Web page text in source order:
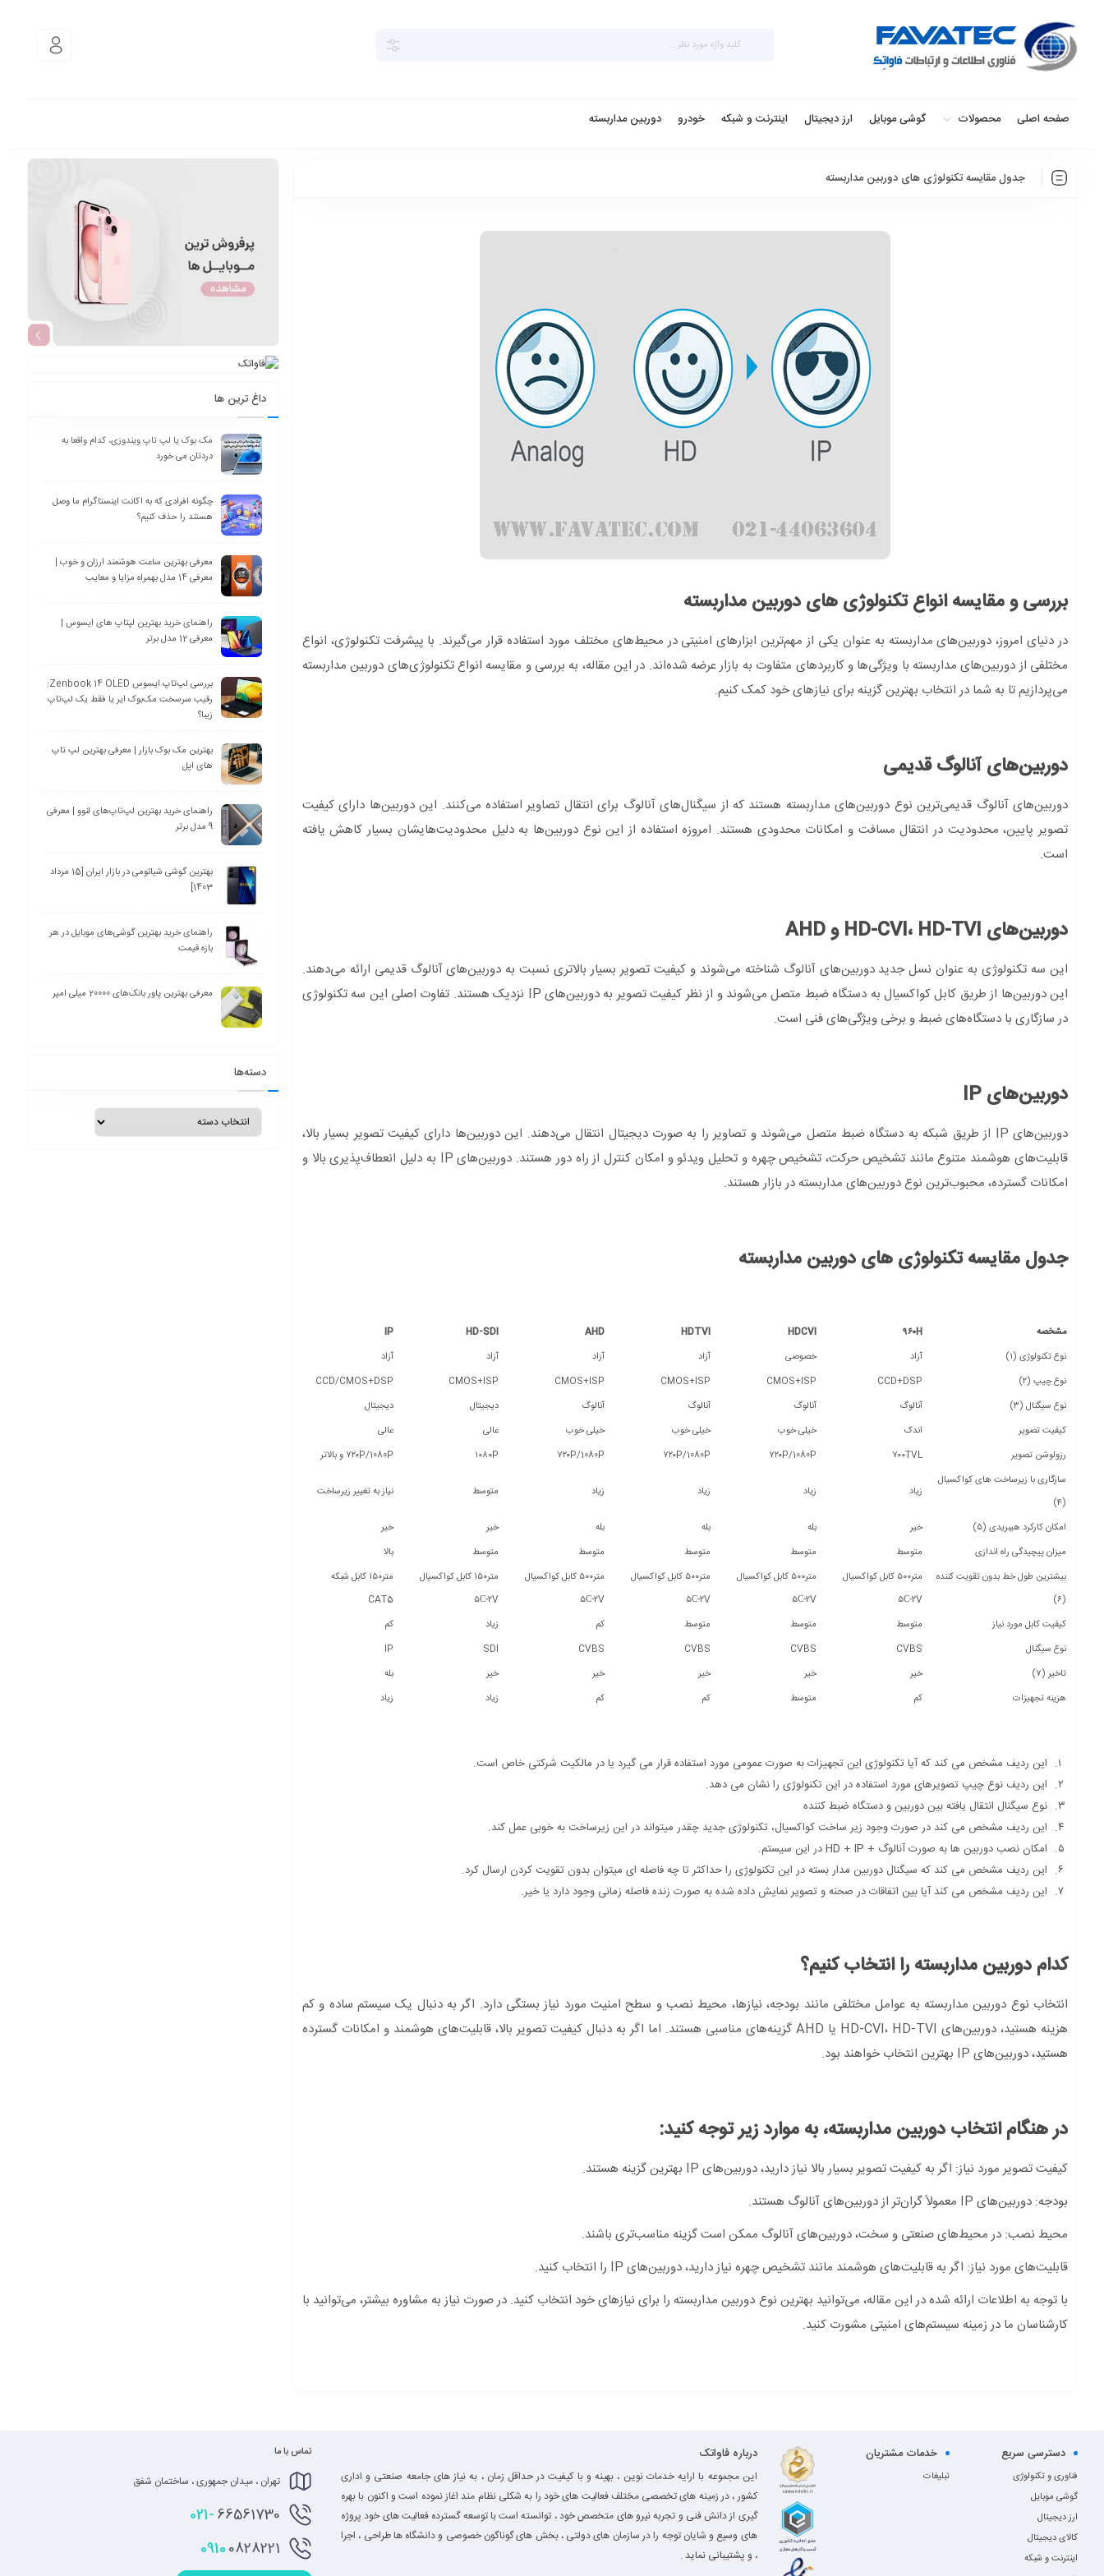
صفحه اصلی محصولات گوشی موبایل ارز دیجیتال اینترنت و شبکه خودرو دوربین مداربسته
جدول مقایسه تکنولوژی های دوربین مداربسته
بررسی و مقایسه انواع تکنولوژی های دوربین مداربسته
در دنیای امروز، دوربین‌های مداربسته به عنوان یکی از مهم‌ترین ابزارهای امنیتی در محیط‌های مختلف مورد استفاده قرار می‌گیرند. با پیشرفت تکنولوژی، انواع
مختلفی از دوربین‌های مداربسته با ویژگی‌ها و کاربردهای متفاوت به بازار عرضه شده‌اند. در این مقاله، به بررسی و مقایسه انواع تکنولوژی‌های دوربین مداربسته
می‌پردازیم تا به شما در انتخاب بهترین گزینه برای نیازهای خود کمک کنیم.
دوربین‌های آنالوگ قدیمی
دوربین‌های آنالوگ قدیمی‌ترین نوع دوربین‌های مداربسته هستند که از سیگنال‌های آنالوگ برای انتقال تصاویر استفاده می‌کنند. این دوربین‌ها دارای کیفیت
تصویر پایین، محدودیت در انتقال مسافت و امکانات محدودی هستند. امروزه استفاده از این نوع دوربین‌ها به دلیل محدودیت‌هایشان بسیار کاهش یافته
است.
دوربین‌های HD-CVI، HD-TVI و AHD
این سه تکنولوژی به عنوان نسل جدید دوربین‌های آنالوگ شناخته می‌شوند و کیفیت تصویر بسیار بالاتری نسبت به دوربین‌های آنالوگ قدیمی ارائه می‌دهند.
این دوربین‌ها از طریق کابل کواکسیال به دستگاه ضبط متصل می‌شوند و از نظر کیفیت تصویر به دوربین‌های IP نزدیک هستند. تفاوت اصلی این سه تکنولوژی
در سازگاری با دستگاه‌های ضبط و برخی ویژگی‌های فنی است.
دوربین‌های IP
دوربین‌های IP از طریق شبکه به دستگاه ضبط متصل می‌شوند و تصاویر را به صورت دیجیتال انتقال می‌دهند. این دوربین‌ها دارای کیفیت تصویر بسیار بالا،
قابلیت‌های هوشمند متنوع مانند تشخیص حرکت، تشخیص چهره و تحلیل ویدئو و امکان کنترل از راه دور هستند. دوربین‌های IP به دلیل انعطاف‌پذیری بالا و
امکانات گسترده، محبوب‌ترین نوع دوربین‌های مداربسته در بازار هستند.
جدول مقایسه تکنولوژی های دوربین مداربسته
مشخصه ۹۶۰H HDCVI
HDTVI
AHD
HD-SDI
IP
نوع تکنولوژی (۱)
آزاد خصوصی آزاد آزاد آزاد
آزاد
نوع چیپ (۲)
CCD+DSP
CMOS+ISP
CMOS+ISP
CMOS+ISP
CMOS+ISP
CCD/CMOS+DSP
نوع سیگنال (۳)
آنالوگ آنالوگ آنالوگ آنالوگ دیجیتال
دیجیتال
کیفیت تصویر
اندک خیلی خوب خیلی خوب خیلی خوب عالی
عالی
رزولوشن تصویر
۷۰۰TVL ۷۲۰P/1080P ۷۲۰P/1080P ۷۲۰P/1080P ۱۰۸۰P
۷۲۰P/1080P و بالاتر
سازگاری با زیرساخت های کواکسیال
(۴)
زیاد زیاد زیاد زیاد متوسط نیاز به تغییر زیرساخت
امکان کارکرد هیبریدی (۵) خیر بله بله بله خیر
خیر
میزان پیچیدگی راه اندازی
متوسط متوسط متوسط متوسط متوسط
بالا
بیشترین طول خط بدون تقویت کننده
(۶)
متر۵۰۰ کابل کواکسیال
۵С-۲V
متر۵۰۰ کابل کواکسیال
۵С-۲V
متر۵۰۰ کابل کواکسیال
۵С-۲V
متر۵۰۰ کابل کواکسیال
۵С-۲V
متر۱۵۰ کابل کواکسیال
۵С-۲V
متر۱۵۰ کابل شبکه
CAT5
کیفیت کابل مورد نیاز
متوسط متوسط متوسط کم زیاد
کم
نوع سیگنال
CVBS
CVBS
CVBS
CVBS
SDI
IP
تاخیر (۷)
خیر خیر خیر خیر خیر
بله
هزینه تجهیزات
کم متوسط کم کم زیاد زیاد
این ردیف مشخص می کند که آیا تکنولوژی این تجهیزات به صورت عمومی مورد استفاده قرار می گیرد یا در مالکیت شرکتی خاص است.
این ردیف نوع چیپ تصویرهای مورد استفاده در این تکنولوژی را نشان می دهد.
نوع سیگنال انتقال یافته بین دوربین و دستگاه ضبط کننده
این ردیف مشخص می کند در صورت وجود زیر ساخت کواکسیال، تکنولوژی جدید چقدر میتواند در این زیرساخت به خوبی عمل کند.
امکان نصب دوربین ها به صورت آنالوگ + HD + IP در این سیستم.
این ردیف مشخص می کند که سیگنال دوربین مدار بسته در این تکنولوژی را حداکثر تا چه فاصله ای میتوان بدون تقویت کردن ارسال کرد.
این ردیف مشخص می کند آیا بین اتفاقات در صحنه و تصویر نمایش داده شده به صورت زنده فاصله زمانی وجود دارد یا خیر.
کدام دوربین مداربسته را انتخاب کنیم؟
انتخاب نوع دوربین مداربسته به عوامل مختلفی مانند بودجه، نیازها، محیط نصب و سطح امنیت مورد نیاز بستگی دارد. اگر به دنبال یک سیستم ساده و کم
هزینه هستید، دوربین‌های HD-CVI، HD-TVI یا AHD گزینه‌های مناسبی هستند. اما اگر به دنبال کیفیت تصویر بالا، قابلیت‌های هوشمند و امکانات گسترده
هستید، دوربین‌های IP بهترین انتخاب خواهند بود.
در هنگام انتخاب دوربین مداربسته، به موارد زیر توجه کنید:
کیفیت تصویر مورد نیاز: اگر به کیفیت تصویر بسیار بالا نیاز دارید، دوربین‌های IP بهترین گزینه هستند.
بودجه: دوربین‌های IP معمولاً گران‌تر از دوربین‌های آنالوگ هستند.
محیط نصب: در محیط‌های صنعتی و سخت، دوربین‌های آنالوگ ممکن است گزینه مناسب‌تری باشند.
قابلیت‌های مورد نیاز: اگر به قابلیت‌های هوشمند مانند تشخیص چهره نیاز دارید، دوربین‌های IP را انتخاب کنید.
با توجه به اطلاعات ارائه شده در این مقاله، می‌توانید بهترین نوع دوربین مداربسته را برای نیازهای خود انتخاب کنید. در صورت نیاز به مشاوره بیشتر، می‌توانید با
کارشناسان ما در زمینه سیستم‌های امنیتی مشورت کنید.
داغ ترین ها
مک بوک یا لپ تاپ ویندوزی، کدام واقعا به
دردتان می خورد
چگونه افرادی که به اکانت اینستاگرام ما وصل
هستند را حذف کنیم؟
معرفی بهترین ساعت هوشمند ارزان و خوب |
معرفی 14 مدل بهمراه مزایا و معایب
راهنمای خرید بهترین لپتاپ های ایسوس |
معرفی 12 مدل برتر
بررسی لپ‌تاپ ایسوس Zenbook 14 OLED:
رقیب سرسخت مک‌بوک ایر یا فقط یک لپ‌تاپ
زیبا؟
بهترین مک بوک بازار | معرفی بهترین لپ تاپ
های اپل
راهنمای خرید بهترین لپ‌تاپ‌های لنوو | معرفی
9 مدل برتر
بهترین گوشی شیائومی در بازار ایران [15 مرداد
1403]
راهنمای خرید بهترین گوشی‌های موبایل در هر
بازه قیمت
معرفی بهترین پاور بانک‌های 20000 میلی امپر
دسته‌ها
دسترسی سریع
فناوری و تکنولوژی
گوشی موبایل
ارز دیجیتال
کالای دیجیتال
اینترنت و شبکه
خدمات مشتریان
تبلیغات
درباره فاواتک
این مجموعه با ارایه خدمات نوین ، بهینه و با کیفیت در حداقل زمان ، به نیاز های جامعه صنعتی و اداری
کشور ، در زمینه های تخصصی مختلف فعالیت های خود را به شکلی نظام مند اغاز نموده است و اکنون با بهره
گیری از دانش فنی و تجربه نیرو های متخصص خود ، توانسته است با توسعه گسترده فعالیت های خود پروژه
های وسیع و شایان توجه را در سازمان های دولتی ، بخش های گوناگون خصوصی و دانشگاه ها طراحی ، اجرا
، و پشتیبانی نماید .
تماس با ما
تهران ، میدان جمهوری ، ساختمان شفق
021-66561730
09100828221